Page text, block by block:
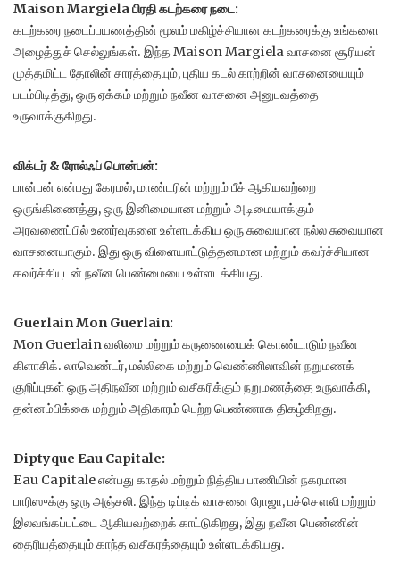
Maison Margiela பிரதி கடற்கரை நடை:
கடற்கரை நடைப்பயணத்தின் மூலம் மகிழ்ச்சியான கடற்கரைக்கு உங்களை
அழைத்துச் செல்லுங்கள். இந்த Maison Margiela வாசனை சூரியன்
முத்தமிட்ட தோலின் சாரத்தையும், புதிய கடல் காற்றின் வாசனையையும்
படம்பிடித்து, ஒரு ஏக்கம் மற்றும் நவீன வாசனை அனுபவத்தை
உருவாக்குகிறது.
விக்டர் & ரோல்ஃப் பொன்பன்:
பான்பன் என்பது கேரமல், மாண்டரின் மற்றும் பீச் ஆகியவற்றை
ஒருங்கிணைத்து, ஒரு இனிமையான மற்றும் அடிமையாக்கும்
அரவணைப்பில் உணர்வுகளை உள்ளடக்கிய ஒரு சுவையான நல்ல சுவையான
வாசனையாகும். இது ஒரு விளையாட்டுத்தனமான மற்றும் கவர்ச்சியான
கவர்ச்சியுடன் நவீன பெண்மையை உள்ளடக்கியது.
Guerlain Mon Guerlain:
Mon Guerlain வலிமை மற்றும் கருணையைக் கொண்டாடும் நவீன
கிளாசிக். லாவெண்டர், மல்லிகை மற்றும் வெண்ணிலாவின் நறுமணக்
குறிப்புகள் ஒரு அதிநவீன மற்றும் வசீகரிக்கும் நறுமணத்தை உருவாக்கி,
தன்னம்பிக்கை மற்றும் அதிகாரம் பெற்ற பெண்ணாக திகழ்கிறது.
Diptyque Eau Capitale:
Eau Capitale என்பது காதல் மற்றும் நித்திய பாணியின் நகரமான
பாரிஸுக்கு ஒரு அஞ்சலி. இந்த டிப்டிக் வாசனை ரோஜா, பச்சௌலி மற்றும்
இலவங்கப்பட்டை ஆகியவற்றைக் காட்டுகிறது, இது நவீன பெண்ணின்
தைரியத்தையும் காந்த வசீகரத்தையும் உள்ளடக்கியது.